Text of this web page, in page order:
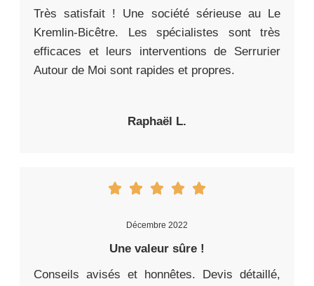
Très satisfait ! Une société sérieuse au Le
Kremlin-Bicêtre. Les spécialistes sont très
efficaces et leurs interventions de Serrurier
Autour de Moi sont rapides et propres.
Raphaël L.
Décembre 2022
Une valeur sûre !
Conseils avisés et honnêtes. Devis détaillé,